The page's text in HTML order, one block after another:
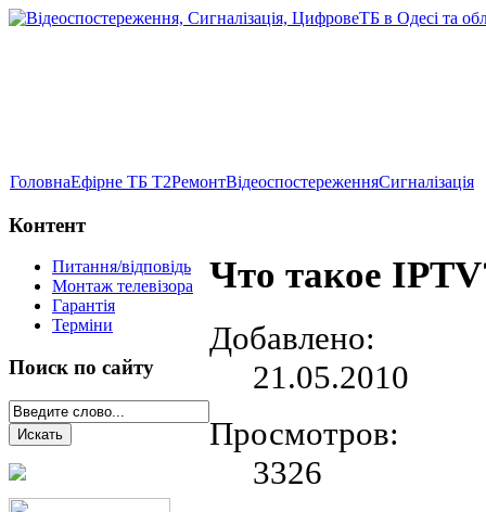
ГоловнаЕфірне ТБ Т2РемонтВідеоспостереженняСигналізація
Контент
Питання/відповідь
Монтаж телевізора
Гарантія
Терміни
Поиск по сайту
Что такое
Добавлено:
21.05.2010
Просмотров:
3326